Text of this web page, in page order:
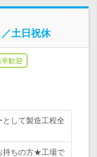
土日祝休
歓迎
として製造工程全
持ちの方★工場で